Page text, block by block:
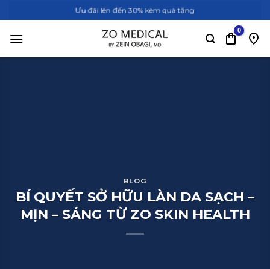
qua
nội
Ưu đãi lên đến 30% kèm quà tặng
BLOG
BÍ QUYẾT SỞ HỮU LÀN DA SẠCH –
MỊN – SÁNG TỪ ZO SKIN HEALTH